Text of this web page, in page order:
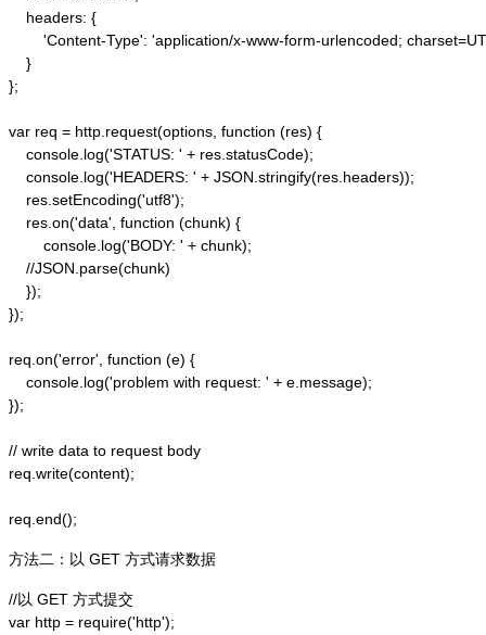
    headers: {
'Content-Type': 'application/x-www-form-urlencoded;
    }
};
var req = http.request(options, function (res) {
    console.log('STATUS: ' + res.statusCode);
    console.log('HEADERS: ' + JSON.stringify(res.headers));
    res.setEncoding('utf8');
    res.on('data', function (chunk) {
        console.log('BODY: ' + chunk);
    //JSON.parse(chunk)
    });
});
req.on('error', function (e) {
    console.log('problem with request: ' + e.message);
});
// write data to request body
req.write(content);
方法二：以 GET 方式请求数据
//以 GET 方式提交
var http = require('http');